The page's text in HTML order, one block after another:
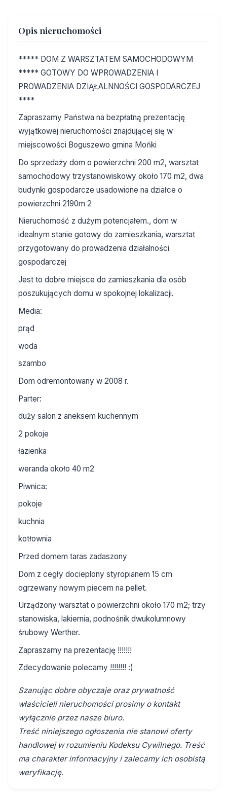
Opis nieruchomości
***** DOM Z WARSZTATEM SAMOCHODOWYM
***** GOTOWY DO WPROWADZENIA I
PROWADZENIA DZIĄŁALNNOŚCI GOSPODARCZEJ
****
Zapraszamy Państwa na bezpłatną prezentację
wyjątkowej nieruchomości znajdującej się w
miejscowości Boguszewo gmina Mońki
Do sprzedaży dom o powierzchni 200 m2, warsztat
samochodowy trzystanowiskowy około 170 m2, dwa
budynki gospodarcze usadowione na działce o
powierzchni 2190m 2
Nieruchomość z dużym potencjałem., dom w
idealnym stanie gotowy do zamieszkania, warsztat
przygotowany do prowadzenia działalności
gospodarczej
Jest to dobre miejsce do zamieszkania dla osób
poszukujących domu w spokojnej lokalizacji.
Media:
prąd
woda
szambo
Dom odremontowany w 2008 r.
Parter:
duży salon z aneksem kuchennym
2 pokoje
łazienka
weranda około 40 m2
Piwnica:
pokoje
kuchnia
kotłownia
Przed domem taras zadaszony
Dom z cegły docieplony styropianem 15 cm
ogrzewany nowym piecem na pellet.
Urządzony warsztat o powierzchni około 170 m2; trzy
stanowiska, lakiernia, podnośnik dwukolumnowy
śrubowy Werther.
Zapraszamy na prezentację !!!!!!!
Zdecydowanie polecamy !!!!!!!! :)
Szanując dobre obyczaje oraz prywatność
właścicieli nieruchomości prosimy o kontakt
wyłącznie przez nasze biuro.
Treść niniejszego ogłoszenia nie stanowi oferty
handlowej w rozumieniu Kodeksu Cywilnego. Treść
ma charakter informacyjny i zalecamy ich osobistą
weryfikację.